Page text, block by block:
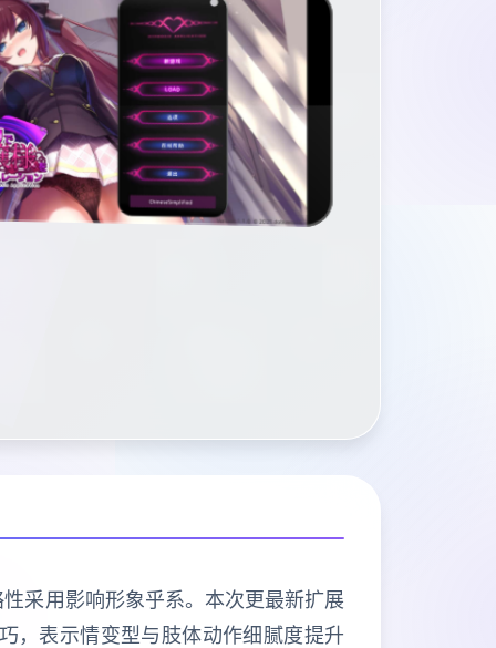
采用影响形象乎系。本次更最新扩展
，表示情变型与肢体动作细腻度提升